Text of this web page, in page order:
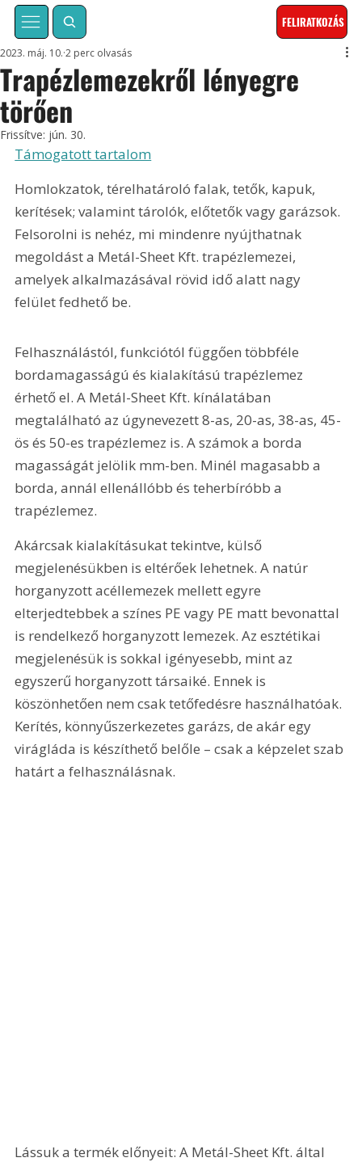
FELIRATKOZÁS
Trapézlemezekről lényegre
törően
2023. máj. 10. 2 perc olvasás
Frissítve: jún. 30.
Támogatott tartalom
Homlokzatok, térelhatároló falak, tetők, kapuk,
kerítések; valamint tárolók, előtetők vagy garázsok.
Felsorolni is nehéz, mi mindenre nyújthatnak
megoldást a Metál-Sheet Kft. trapézlemezei,
amelyek alkalmazásával rövid idő alatt nagy
felület fedhető be.
Felhasználástól, funkciótól függően többféle
bordamagasságú és kialakítású trapézlemez
érhető el. A Metál-Sheet Kft. kínálatában
megtalálható az úgynevezett 8-as, 20-as, 38-as, 45-
ös és 50-es trapézlemez is. A számok a borda
magasságát jelölik mm-ben. Minél magasabb a
borda, annál ellenállóbb és teherbíróbb a
trapézlemez.
Akárcsak kialakításukat tekintve, külső
megjelenésükben is eltérőek lehetnek. A natúr
horganyzott acéllemezek mellett egyre
elterjedtebbek a színes PE vagy PE matt bevonattal
is rendelkező horganyzott lemezek. Az esztétikai
megjelenésük is sokkal igényesebb, mint az
egyszerű horganyzott társaiké. Ennek is
köszönhetően nem csak tetőfedésre használhatóak.
Kerítés, könnyűszerkezetes garázs, de akár egy
virágláda is készíthető belőle – csak a képzelet szab
határt a felhasználásnak.
Lássuk a termék előnyeit: A Metál-Sheet Kft. által